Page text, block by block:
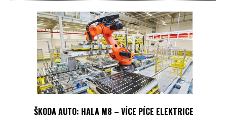
ŠKODA AUTO: HALA M8 – VÍCE PÍCE ELEKTRICE